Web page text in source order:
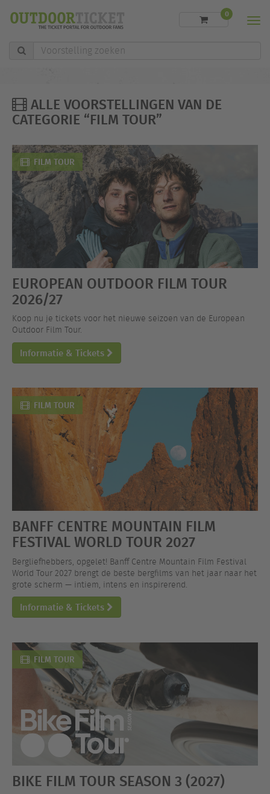
Voorstelling
zoeken
0
ALLE VOORSTELLINGEN VAN DE
CATEGORIE “FILM TOUR”
FILM TOUR
EUROPEAN OUTDOOR FILM TOUR
2026/27
Koop nu je tickets voor het nieuwe seizoen van de European
Outdoor Film Tour.
Informatie & Tickets
FILM TOUR
BANFF CENTRE MOUNTAIN FILM
FESTIVAL WORLD TOUR 2027
Bergliefhebbers, opgelet! Banff Centre Mountain Film Festival
World Tour 2027 brengt de beste bergfilms van het jaar naar het
grote scherm — intiem, intens en inspirerend.
Informatie & Tickets
FILM TOUR
BIKE FILM TOUR SEASON 3 (2027)